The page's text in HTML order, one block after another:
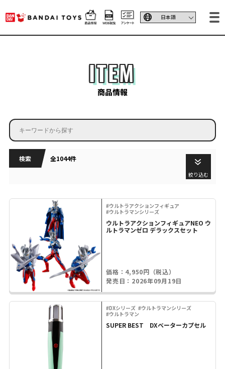
ITEM
商品情報
検索 全1044件
絞り込む
#ウルトラアクションフィギュア
#ウルトラマンシリーズ
ウルトラアクションフィギュアNEO ウ
ルトラマンゼロ デラックスセット
価格：4,950円（税込）
発売日：2026年09月19日
#DXシリーズ #ウルトラマンシリーズ
#ウルトラマン
SUPER BEST DXベーターカプセル